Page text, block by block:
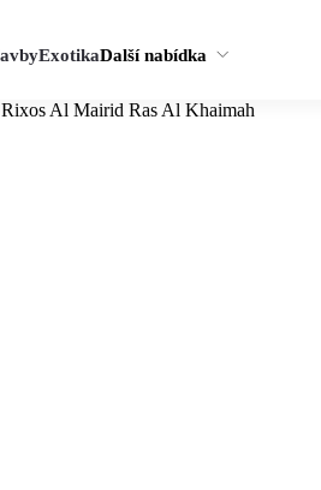
ExotikaDalší nabídka
Al Mairid Ras Al Khaimah